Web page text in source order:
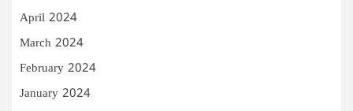
April 2024
March 2024
February 2024
January 2024